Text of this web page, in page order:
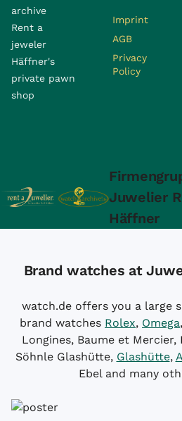
archive
Rent a
jeweler
Häffner's
private pawn
shop
Imprint
AGB
Privacy
Policy
Juwelier
Häffner
Brand watches at
watch.de offers you a large
brand watches Rolex, Omega,
Longines, Baume et Mercier,
Söhnle Glashütte, Glashütte,
Ebel and many